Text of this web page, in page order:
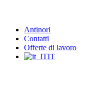
Antinori
Contatti
Offerte di lavoro
IT